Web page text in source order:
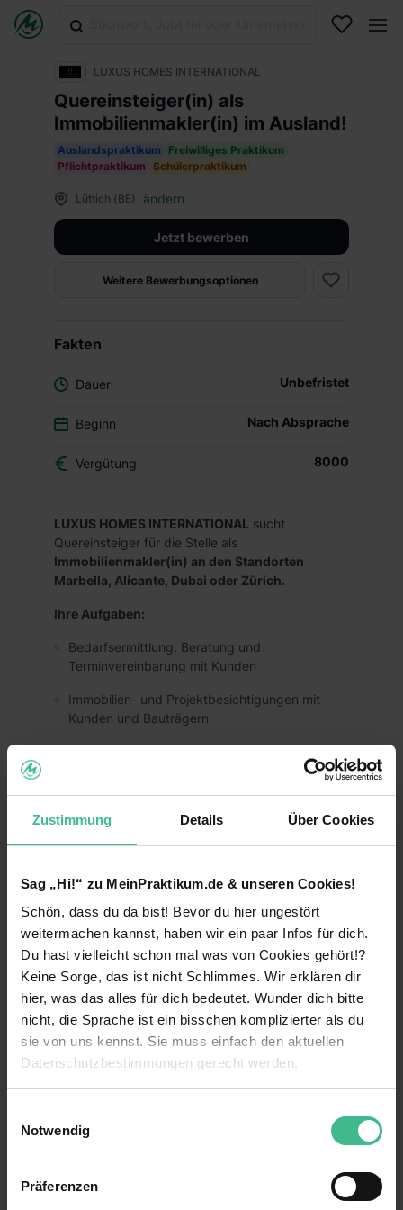
Zustimmung Details Über Cookies
Sag „Hi!“ zu MeinPraktikum.de & unseren Cookies!
Schön, dass du da bist! Bevor du hier ungestört
weitermachen kannst, haben wir ein paar Infos für dich.
Du hast vielleicht schon mal was von Cookies gehört!?
Keine Sorge, das ist nicht Schlimmes. Wir erklären dir
hier, was das alles für dich bedeutet. Wunder dich bitte
nicht, die Sprache ist ein bisschen komplizierter als du
sie von uns kennst. Sie muss einfach den aktuellen
Datenschutzbestimmungen gerecht werden.
Benutzung der Webseite getroffenen Einstellungen zu
Notwendig
Präferenzen
LUXUS HOMES INTERNATIONAL
Quereinsteiger(in) als
Immobilienmakler(in) im Ausland!
Auslandspraktikum
Freiwilliges Praktikum
Pflichtpraktikum
Schülerpraktikum
Lüttich (BE) ändern
Jetzt bewerben
Weitere Bewerbungsoptionen
Fakten
Dauer Unbefristet
Beginn Nach Absprache
Vergütung 8000
LUXUS HOMES INTERNATIONAL sucht
Quereinsteiger für die Stelle als
Immobilienmakler(in) an den Standorten
Marbella, Alicante, Dubai oder Zürich.
Ihre Aufgaben:
Bedarfsermittlung, Beratung und
Terminvereinbarung mit Kunden
Immobilien- und Projektbesichtigungen mit
Kunden und Bauträgern
Was wir anbieten:
Premium Arbeitsort mit hoher Lebensqualität
direkt am Meer, über 320 Sonnentage im Jahr
und moderner Lifestyle mit Outdoor Aktivitäten
Positive Arbeitsatmosphäre im jungen und
offenherzigem Team
Mögliche Übernahme für eine langfristige
Weiterbildungsreisen und Retreats
8.000€ monatlich in den ersten Monaten
weiterlesen
Benefits
Eigener Arbeitsplatz
Firmenwagen
Wohnung wird vom Unternehmen gestellt